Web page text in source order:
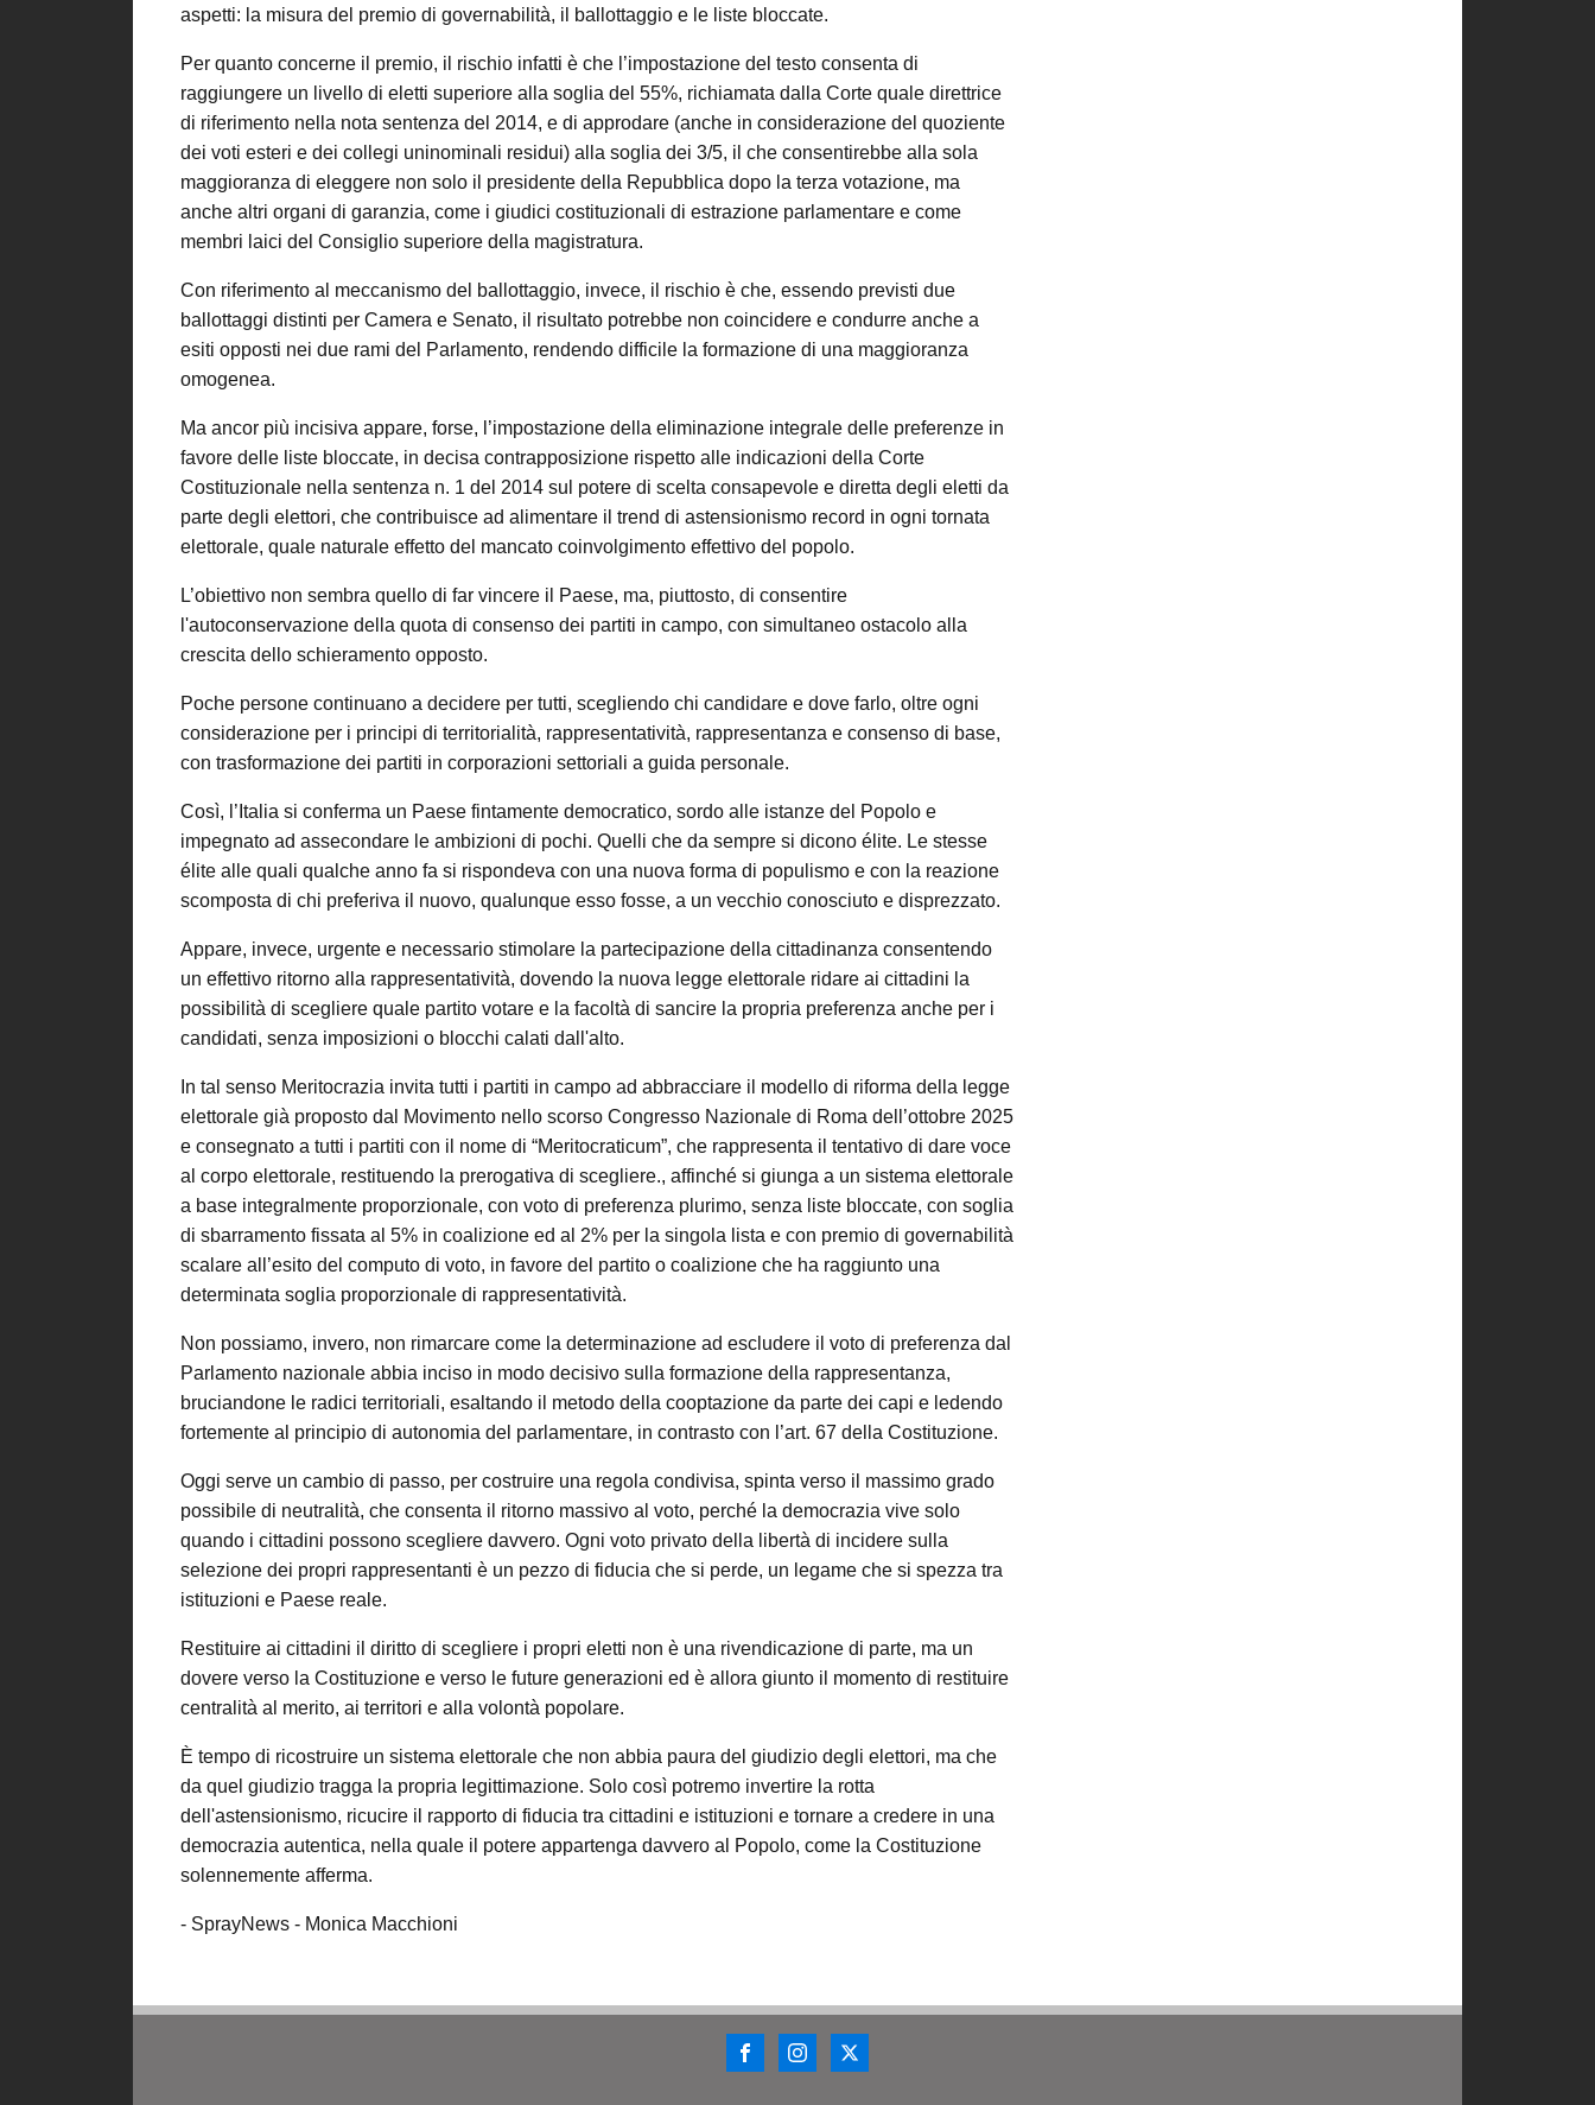
aspetti: la misura del premio di governabilità, il ballottaggio e le liste bloccate.
Per quanto concerne il premio, il rischio infatti è che l’impostazione del testo consenta di
raggiungere un livello di eletti superiore alla soglia del 55%, richiamata dalla Corte quale direttrice
di riferimento nella nota sentenza del 2014, e di approdare (anche in considerazione del quoziente
dei voti esteri e dei collegi uninominali residui) alla soglia dei 3/5, il che consentirebbe alla sola
maggioranza di eleggere non solo il presidente della Repubblica dopo la terza votazione, ma
anche altri organi di garanzia, come i giudici costituzionali di estrazione parlamentare e come
membri laici del Consiglio superiore della magistratura.
Con riferimento al meccanismo del ballottaggio, invece, il rischio è che, essendo previsti due
ballottaggi distinti per Camera e Senato, il risultato potrebbe non coincidere e condurre anche a
esiti opposti nei due rami del Parlamento, rendendo difficile la formazione di una maggioranza
omogenea.
Ma ancor più incisiva appare, forse, l’impostazione della eliminazione integrale delle preferenze in
favore delle liste bloccate, in decisa contrapposizione rispetto alle indicazioni della Corte
Costituzionale nella sentenza n. 1 del 2014 sul potere di scelta consapevole e diretta degli eletti da
parte degli elettori, che contribuisce ad alimentare il trend di astensionismo record in ogni tornata
elettorale, quale naturale effetto del mancato coinvolgimento effettivo del popolo.
L’obiettivo non sembra quello di far vincere il Paese, ma, piuttosto, di consentire
l'autoconservazione della quota di consenso dei partiti in campo, con simultaneo ostacolo alla
crescita dello schieramento opposto.
Poche persone continuano a decidere per tutti, scegliendo chi candidare e dove farlo, oltre ogni
considerazione per i principi di territorialità, rappresentatività, rappresentanza e consenso di base,
con trasformazione dei partiti in corporazioni settoriali a guida personale.
Così, l’Italia si conferma un Paese fintamente democratico, sordo alle istanze del Popolo e
impegnato ad assecondare le ambizioni di pochi. Quelli che da sempre si dicono élite. Le stesse
élite alle quali qualche anno fa si rispondeva con una nuova forma di populismo e con la reazione
scomposta di chi preferiva il nuovo, qualunque esso fosse, a un vecchio conosciuto e disprezzato.
Appare, invece, urgente e necessario stimolare la partecipazione della cittadinanza consentendo
un effettivo ritorno alla rappresentatività, dovendo la nuova legge elettorale ridare ai cittadini la
possibilità di scegliere quale partito votare e la facoltà di sancire la propria preferenza anche per i
candidati, senza imposizioni o blocchi calati dall'alto.
In tal senso Meritocrazia invita tutti i partiti in campo ad abbracciare il modello di riforma della legge
elettorale già proposto dal Movimento nello scorso Congresso Nazionale di Roma dell’ottobre 2025
e consegnato a tutti i partiti con il nome di “Meritocraticum”, che rappresenta il tentativo di dare voce
al corpo elettorale, restituendo la prerogativa di scegliere., affinché si giunga a un sistema elettorale
a base integralmente proporzionale, con voto di preferenza plurimo, senza liste bloccate, con soglia
di sbarramento fissata al 5% in coalizione ed al 2% per la singola lista e con premio di governabilità
scalare all’esito del computo di voto, in favore del partito o coalizione che ha raggiunto una
determinata soglia proporzionale di rappresentatività.
Non possiamo, invero, non rimarcare come la determinazione ad escludere il voto di preferenza dal
Parlamento nazionale abbia inciso in modo decisivo sulla formazione della rappresentanza,
bruciandone le radici territoriali, esaltando il metodo della cooptazione da parte dei capi e ledendo
fortemente al principio di autonomia del parlamentare, in contrasto con l’art. 67 della Costituzione.
Oggi serve un cambio di passo, per costruire una regola condivisa, spinta verso il massimo grado
possibile di neutralità, che consenta il ritorno massivo al voto, perché la democrazia vive solo
quando i cittadini possono scegliere davvero. Ogni voto privato della libertà di incidere sulla
selezione dei propri rappresentanti è un pezzo di fiducia che si perde, un legame che si spezza tra
istituzioni e Paese reale.
Restituire ai cittadini il diritto di scegliere i propri eletti non è una rivendicazione di parte, ma un
dovere verso la Costituzione e verso le future generazioni ed è allora giunto il momento di restituire
centralità al merito, ai territori e alla volontà popolare.
È tempo di ricostruire un sistema elettorale che non abbia paura del giudizio degli elettori, ma che
da quel giudizio tragga la propria legittimazione. Solo così potremo invertire la rotta
dell'astensionismo, ricucire il rapporto di fiducia tra cittadini e istituzioni e tornare a credere in una
democrazia autentica, nella quale il potere appartenga davvero al Popolo, come la Costituzione
solennemente afferma.
- SprayNews - Monica Macchioni